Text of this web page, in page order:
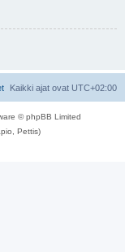
Kaikki ajat ovat UTC+02:00
© phpBB Limited
Pettis)